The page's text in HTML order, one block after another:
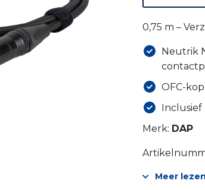
0,75 m –
Neutrik
OFC-
Merk: DAP
Meer lezen